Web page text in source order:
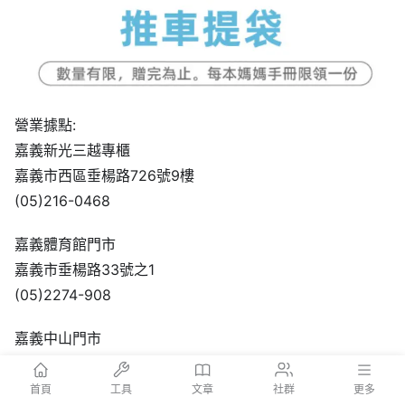
營業據點:
嘉義新光三越專櫃
嘉義市西區垂楊路726號9樓
(05)216-0468
嘉義體育館門市
嘉義市垂楊路33號之1
(05)2274-908
嘉義中山門市
嘉義市東區中山路220號1樓
(05)223-2058
首頁 工具 文章 社群 更多